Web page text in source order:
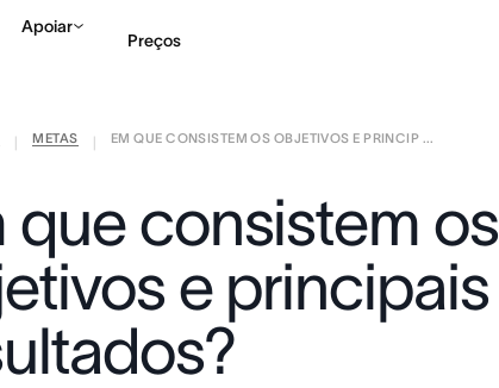
Apoiar
Preços
Falar com Vendas
METAS EM QUE CONSISTEM OS OBJETIVOS E PRINCIP ...
que consistem os
e principais